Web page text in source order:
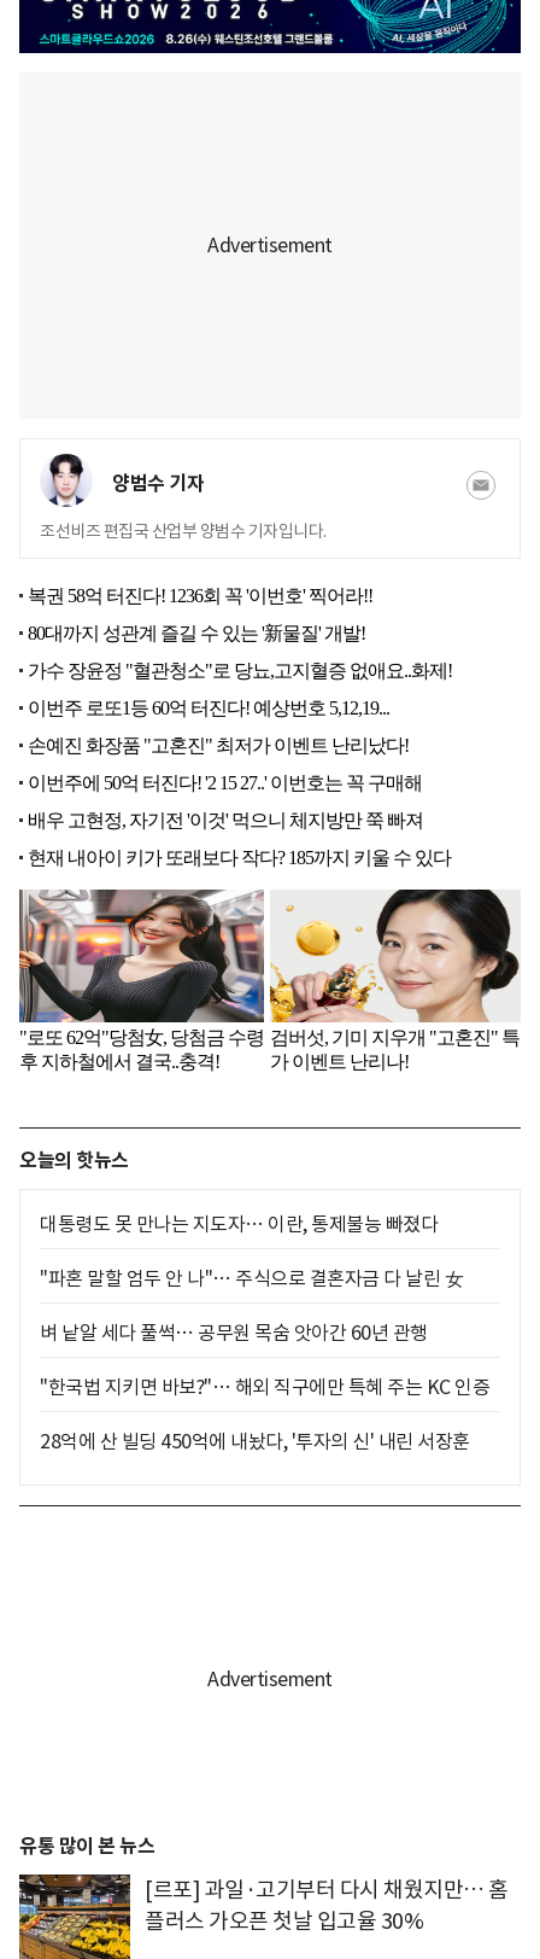
양범수 기자
조선비즈 편집국 산업부 양범수 기자입니다.
오늘의 핫뉴스
대통령도 못 만나는 지도자… 이란, 통제불능 빠졌다
"파혼 말할 엄두 안 나"… 주식으로 결혼자금 다 날린 女
벼 낱알 세다 풀썩… 공무원 목숨 앗아간 60년 관행
"한국법 지키면 바보?"… 해외 직구에만 특혜 주는 KC 인증
28억에 산 빌딩 450억에 내놨다, '투자의 신' 내린 서장훈
유통 많이 본 뉴스
[르포] 과일·고기부터 다시 채웠지만… 홈
플러스 가오픈 첫날 입고율 30%